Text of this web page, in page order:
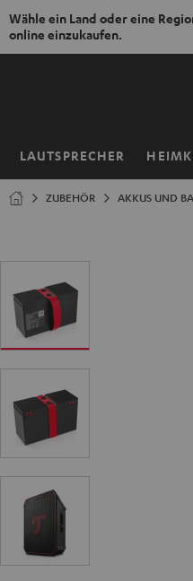
Wähle ein Land oder eine
online einzukaufen.
ZUM
LAUTSPRECHER
Startseite
ZUBEHÖR AKKUS UND